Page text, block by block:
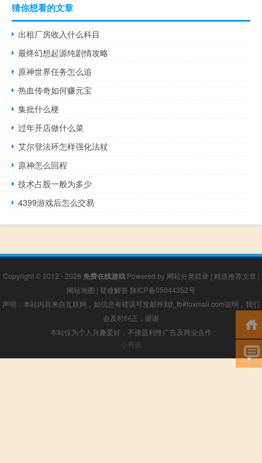
猜你想看的文章
出租厂房收入什么科目
最终幻想起源纯剧情攻略
原神世界任务怎么追
热血传奇如何赚元宝
集批什么梗
过年开店做什么菜
艾尔登法环怎样强化法杖
原神怎么回程
技术占股一般为多少
4399游戏后怎么交易
Copyright © 2012 - 2026 免费在线游戏Powered by 网站分类目录 | 精选推荐文章 |
网站地图 | 疑难解答 陕ICP备05044352号
声明：本站内容来自互联网，如信息有错误可发邮件到f_fb#foxmail.com说明，我们
会及时纠正，谢谢
本站仅为个人兴趣爱好，不接盈利性广告及商业合作
小男孩